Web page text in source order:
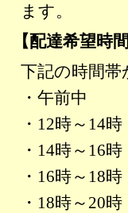
ます。
【配達希望時
下記の時間
・午前中
・12時～14時
・14時～16時
・16時～18時
・18時～20時